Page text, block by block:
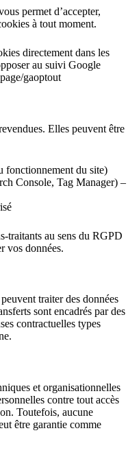
permet d’accepter,
à tout moment.
directement dans les
au suivi Google
gaoptout
Elles peuvent être
fonctionnement du site)
Console, Tag Manager) –
traitants au sens du RGPD
vos données.
traiter des données
sont encadrés par des
contractuelles types
et organisationnelles
contre tout accès
Toutefois, aucune
être garantie comme